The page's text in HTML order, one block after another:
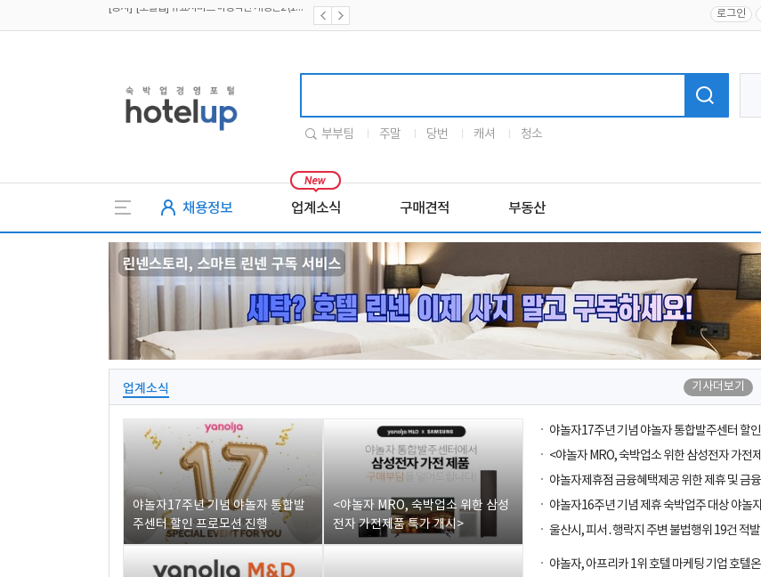
로그인
부부팀 주말 당번 캐셔 청소
채용정보 업계소식 구매견적 부동산
업계소식 기사더보기
야놀자17주년 기념 야놀자 통합발
주센터 할인 프로모션 진행
<야놀자 MRO, 숙박업소 위한 삼성
전자 가전제품 특가 개시>
울산시, 피서․행락지 주변 불법행위 19건 적발